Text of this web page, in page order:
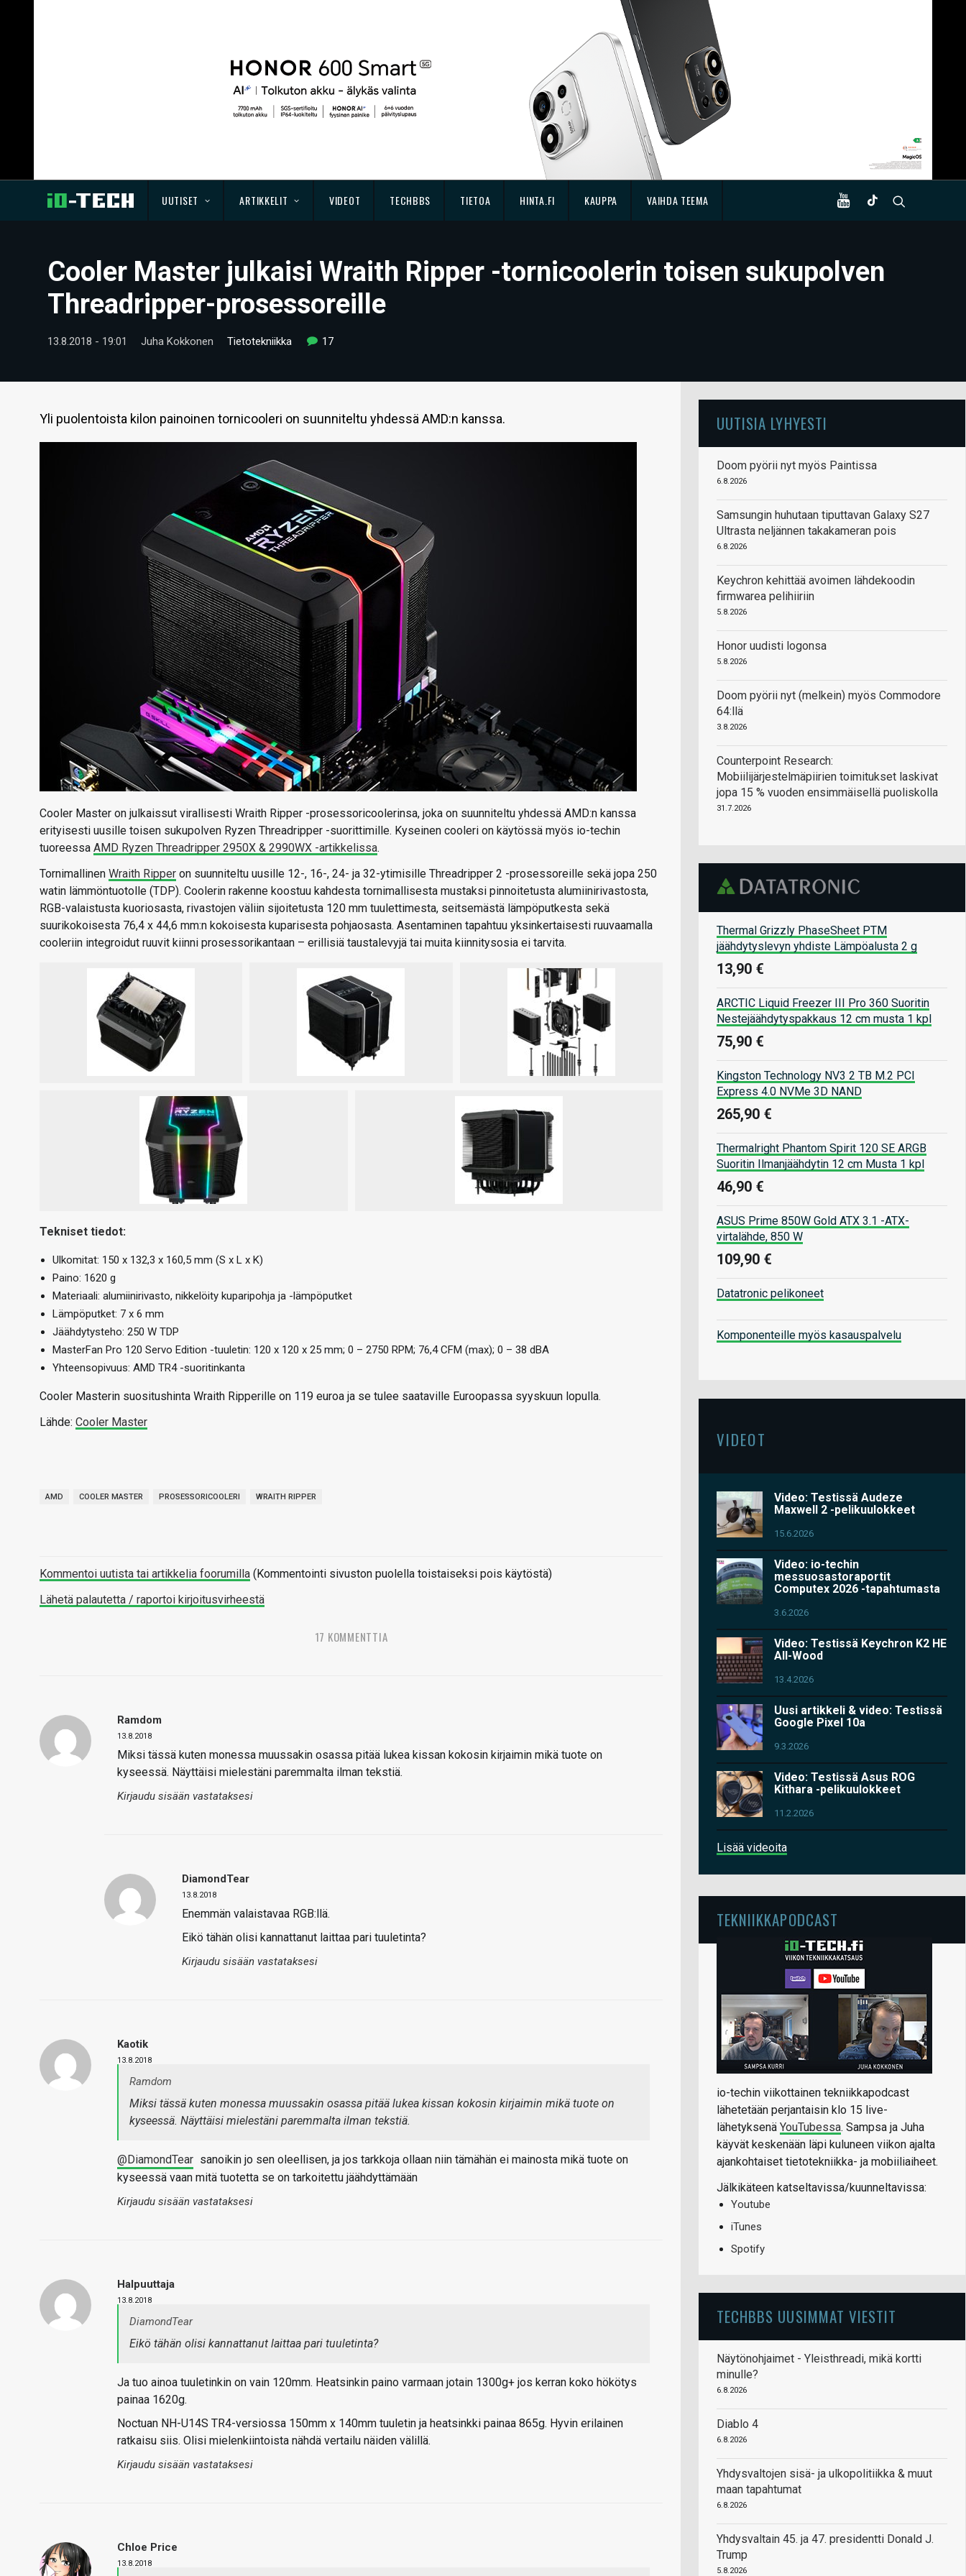
UUTISET ARTIKKELIT VIDEOT TECHBBS TIETOA HINTA.FI KAUPPA VAIHDA TEEMA
Cooler Master julkaisi Wraith Ripper -tornicoolerin toisen sukupolven
Threadripper-prosessoreille
13.8.2018 - 19:01 Juha Kokkonen Tietotekniikka 17
Yli puolentoista kilon painoinen tornicooleri on suunniteltu yhdessä AMD:n kanssa.
Cooler Master on julkaissut virallisesti Wraith Ripper -prosessoricoolerinsa, joka on suunniteltu yhdessä AMD:n kanssa
erityisesti uusille toisen sukupolven Ryzen Threadripper -suorittimille. Kyseinen cooleri on käytössä myös io-techin
tuoreessa AMD Ryzen Threadripper 2950X & 2990WX -artikkelissa.
Tornimallinen Wraith Ripper on suunniteltu uusille 12-, 16-, 24- ja 32-ytimisille Threadripper 2 -prosessoreille sekä jopa 250
watin lämmöntuotolle (TDP). Coolerin rakenne koostuu kahdesta tornimallisesta mustaksi pinnoitetusta alumiinirivastosta,
RGB-valaistusta kuoriosasta, rivastojen väliin sijoitetusta 120 mm tuulettimesta, seitsemästä lämpöputkesta sekä
suurikokoisesta 76,4 x 44,6 mm:n kokoisesta kuparisesta pohjaosasta. Asentaminen tapahtuu yksinkertaisesti ruuvaamalla
cooleriin integroidut ruuvit kiinni prosessorikantaan – erillisiä taustalevyjä tai muita kiinnitysosia ei tarvita.
Tekniset tiedot:
Ulkomitat: 150 x 132,3 x 160,5 mm (S x L x K)
Paino: 1620 g
Materiaali: alumiinirivasto, nikkelöity kuparipohja ja -lämpöputket
Lämpöputket: 7 x 6 mm
Jäähdytysteho: 250 W TDP
MasterFan Pro 120 Servo Edition -tuuletin: 120 x 120 x 25 mm; 0 – 2750 RPM; 76,4 CFM (max); 0 – 38 dBA
Yhteensopivuus: AMD TR4 -suoritinkanta
Cooler Masterin suositushinta Wraith Ripperille on 119 euroa ja se tulee saataville Euroopassa syyskuun lopulla.
Lähde: Cooler Master
AMD COOLER MASTER PROSESSORICOOLERI WRAITH RIPPER
Kommentoi uutista tai artikkelia foorumilla (Kommentointi sivuston puolella toistaiseksi pois käytöstä)
Lähetä palautetta / raportoi kirjoitusvirheestä
17 KOMMENTTIA
Ramdom
13.8.2018
Miksi tässä kuten monessa muussakin osassa pitää lukea kissan kokosin kirjaimin mikä tuote on
kyseessä. Näyttäisi mielestäni paremmalta ilman tekstiä.
Kirjaudu sisään vastataksesi
DiamondTear
13.8.2018
Enemmän valaistavaa RGB:llä.
Eikö tähän olisi kannattanut laittaa pari tuuletinta?
Kirjaudu sisään vastataksesi
Kaotik
13.8.2018
Ramdom
Miksi tässä kuten monessa muussakin osassa pitää lukea kissan kokosin kirjaimin mikä tuote on
kyseessä. Näyttäisi mielestäni paremmalta ilman tekstiä.
@DiamondTear sanoikin jo sen oleellisen, ja jos tarkkoja ollaan niin tämähän ei mainosta mikä tuote on
kyseessä vaan mitä tuotetta se on tarkoitettu jäähdyttämään
Kirjaudu sisään vastataksesi
Halpuuttaja
13.8.2018
DiamondTear
Eikö tähän olisi kannattanut laittaa pari tuuletinta?
Ja tuo ainoa tuuletinkin on vain 120mm. Heatsinkin paino varmaan jotain 1300g+ jos kerran koko hökötys
painaa 1620g.
Noctuan NH-U14S TR4-versiossa 150mm x 140mm tuuletin ja heatsinkki painaa 865g. Hyvin erilainen
ratkaisu siis. Olisi mielenkiintoista nähdä vertailu näiden välillä.
Kirjaudu sisään vastataksesi
Chloe Price
13.8.2018
UUTISIA LYHYESTI
Doom pyörii nyt myös Paintissa
6.8.2026
Samsungin huhutaan tiputtavan Galaxy S27
Ultrasta neljännen takakameran pois
6.8.2026
Keychron kehittää avoimen lähdekoodin
firmwarea pelihiiriin
5.8.2026
Honor uudisti logonsa
5.8.2026
Doom pyörii nyt (melkein) myös Commodore
64:llä
3.8.2026
Counterpoint Research:
Mobiilijärjestelmäpiirien toimitukset laskivat
jopa 15 % vuoden ensimmäisellä puoliskolla
31.7.2026
Thermal Grizzly PhaseSheet PTM
jäähdytyslevyn yhdiste Lämpöalusta 2 g
13,90 €
ARCTIC Liquid Freezer III Pro 360 Suoritin
Nestejäähdytyspakkaus 12 cm musta 1 kpl
75,90 €
Kingston Technology NV3 2 TB M.2 PCI
Express 4.0 NVMe 3D NAND
265,90 €
Thermalright Phantom Spirit 120 SE ARGB
Suoritin Ilmanjäähdytin 12 cm Musta 1 kpl
46,90 €
ASUS Prime 850W Gold ATX 3.1 -ATX-
virtalähde, 850 W
109,90 €
Datatronic pelikoneet
Komponenteille myös kasauspalvelu
VIDEOT
Video: Testissä Audeze
Maxwell 2 -pelikuulokkeet
15.6.2026
Video: io-techin
messuosastoraportit
Computex 2026 -tapahtumasta
3.6.2026
Video: Testissä Keychron K2 HE
All-Wood
13.4.2026
Uusi artikkeli & video: Testissä
Google Pixel 10a
9.3.2026
Video: Testissä Asus ROG
Kithara -pelikuulokkeet
11.2.2026
Lisää videoita
TEKNIIKKAPODCAST
io-techin viikottainen tekniikkapodcast
lähetetään perjantaisin klo 15 live-
lähetyksenä YouTubessa. Sampsa ja Juha
käyvät keskenään läpi kuluneen viikon ajalta
ajankohtaiset tietotekniikka- ja mobiiliaiheet.
Jälkikäteen katseltavissa/kuunneltavissa:
Youtube
iTunes
Spotify
TECHBBS UUSIMMAT VIESTIT
Näytönohjaimet - Yleisthreadi, mikä kortti
minulle?
6.8.2026
Diablo 4
6.8.2026
Yhdysvaltojen sisä- ja ulkopolitiikka & muut
maan tapahtumat
6.8.2026
Yhdysvaltain 45. ja 47. presidentti Donald J.
Trump
5.8.2026